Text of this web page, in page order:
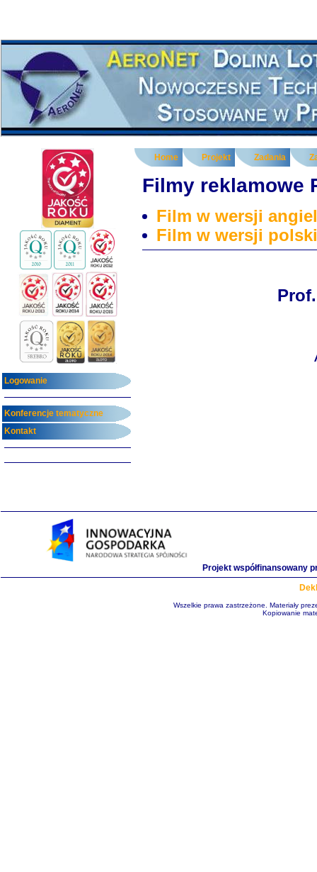
Logowanie
Konferencje tematyczne
Kontakt
Home Projekt Zadania
Filmy reklamowe
Film w wersji
Film w wersji
Projekt współfinansowany
Wszelkie prawa zastrzeżone. Materiały
Kopiowanie